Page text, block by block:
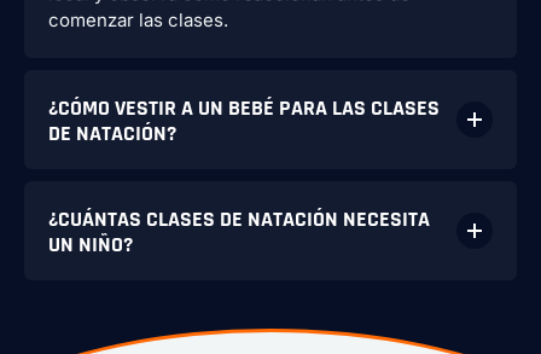
comenzar las clases.
¿CÓMO VESTIR A UN BEBÉ PARA LAS CLASES
DE NATACIÓN?
¿CUÁNTAS CLASES DE NATACIÓN NECESITA
UN NIÑO?